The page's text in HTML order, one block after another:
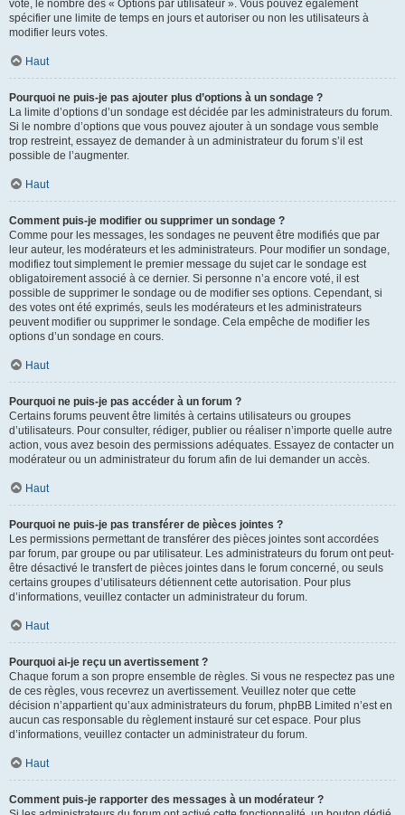
vote, le nombre des « Options par utilisateur ». Vous pouvez également
spécifier une limite de temps en jours et autoriser ou non les utilisateurs à
modifier leurs votes.
Haut
Pourquoi ne puis-je pas ajouter plus d’options à un sondage ?
La limite d’options d’un sondage est décidée par les administrateurs du forum.
Si le nombre d’options que vous pouvez ajouter à un sondage vous semble
trop restreint, essayez de demander à un administrateur du forum s’il est
possible de l’augmenter.
Haut
Comment puis-je modifier ou supprimer un sondage ?
Comme pour les messages, les sondages ne peuvent être modifiés que par
leur auteur, les modérateurs et les administrateurs. Pour modifier un sondage,
modifiez tout simplement le premier message du sujet car le sondage est
obligatoirement associé à ce dernier. Si personne n’a encore voté, il est
possible de supprimer le sondage ou de modifier ses options. Cependant, si
des votes ont été exprimés, seuls les modérateurs et les administrateurs
peuvent modifier ou supprimer le sondage. Cela empêche de modifier les
options d’un sondage en cours.
Haut
Pourquoi ne puis-je pas accéder à un forum ?
Certains forums peuvent être limités à certains utilisateurs ou groupes
d’utilisateurs. Pour consulter, rédiger, publier ou réaliser n’importe quelle autre
action, vous avez besoin des permissions adéquates. Essayez de contacter un
modérateur ou un administrateur du forum afin de lui demander un accès.
Haut
Pourquoi ne puis-je pas transférer de pièces jointes ?
Les permissions permettant de transférer des pièces jointes sont accordées
par forum, par groupe ou par utilisateur. Les administrateurs du forum ont peut-
être désactivé le transfert de pièces jointes dans le forum concerné, ou seuls
certains groupes d’utilisateurs détiennent cette autorisation. Pour plus
d’informations, veuillez contacter un administrateur du forum.
Haut
Pourquoi ai-je reçu un avertissement ?
Chaque forum a son propre ensemble de règles. Si vous ne respectez pas une
de ces règles, vous recevrez un avertissement. Veuillez noter que cette
décision n’appartient qu’aux administrateurs du forum, phpBB Limited n’est en
aucun cas responsable du règlement instauré sur cet espace. Pour plus
d’informations, veuillez contacter un administrateur du forum.
Haut
Comment puis-je rapporter des messages à un modérateur ?